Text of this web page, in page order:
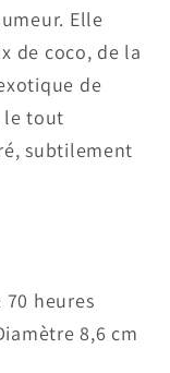
Elle
de coco, de la
de
le tout
subtilement
70 heures
8,6 cm